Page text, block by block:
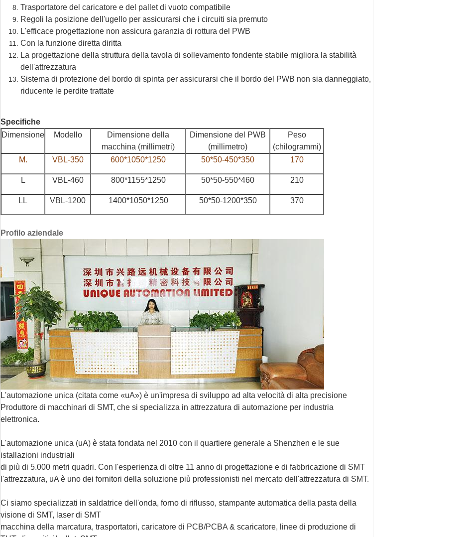
Trasportatore del caricatore e del pallet di vuoto compatibile
Regoli la posizione dell'ugello per assicurarsi che i circuiti sia premuto
L'efficace progettazione non assicura garanzia di rottura del PWB
Con la funzione diretta diritta
La progettazione della struttura della tavola di sollevamento fondente stabile migliora la stabilità
dell'attrezzatura
Sistema di protezione del bordo di spinta per assicurarsi che il bordo del PWB non sia danneggiato,
riducente le perdite trattate
Specifiche
Dimensione
Modello
Dimensione della
macchina (millimetri)
Dimensione del PWB
(millimetro)
Peso
(chilogrammi)
M.
VBL-350 600*1050*1250 50*50-450*350 170
L VBL-460 800*1155*1250 50*50-550*460 210
LL VBL-1200 1400*1050*1250 50*50-1200*350 370
Profilo aziendale
L'automazione unica (citata come «uA») è un'impresa di sviluppo ad alta velocità di alta precisione
Produttore di macchinari di SMT, che si specializza in attrezzatura di automazione per industria
elettronica.
L'automazione unica (uA) è stata fondata nel 2010 con il quartiere generale a Shenzhen e le sue
istallazioni industriali
di più di 5.000 metri quadri. Con l'esperienza di oltre 11 anno di progettazione e di fabbricazione di SMT
l'attrezzatura, uA è uno dei fornitori della soluzione più professionisti nel mercato dell'attrezzatura di SMT.
Ci siamo specializzati in saldatrice dell'onda, forno di riflusso, stampante automatica della pasta della
visione di SMT, laser di SMT
macchina della marcatura, trasportatori, caricatore di PCB/PCBA & scaricatore, linee di produzione di